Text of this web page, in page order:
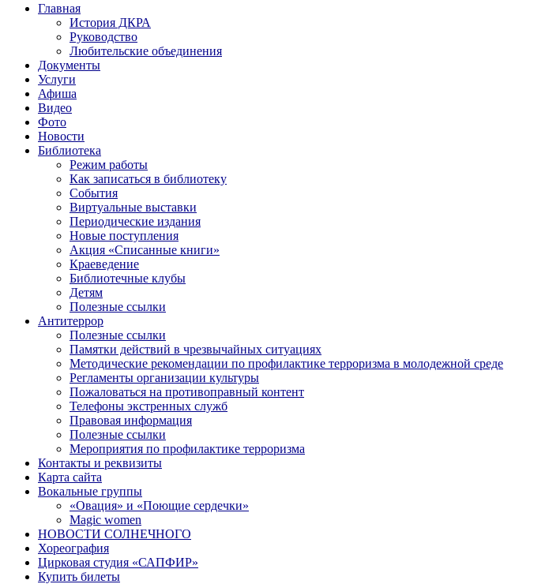
Главная
История ДКРА
Руководство
Любительские объединения
Документы
Услуги
Афиша
Видео
Фото
Новости
Библиотека
Режим работы
Как записаться в библиотеку
События
Виртуальные выставки
Периодические издания
Новые поступления
Акция «Списанные книги»
Краеведение
Библиотечные клубы
Детям
Полезные ссылки
Антитеррор
Полезные ссылки
Памятки действий в чрезвычайных ситуациях
Методические рекомендации по профилактике терроризма в молодежной среде
Регламенты организации культуры
Пожаловаться на противоправный контент
Телефоны экстренных служб
Правовая информация
Полезные ссылки
Мероприятия по профилактике терроризма
Контакты и реквизиты
Карта сайта
Вокальные группы
«Овация» и «Поющие сердечки»
Magic women
НОВОСТИ СОЛНЕЧНОГО
Хореография
Цирковая студия «САПФИР»
Купить билеты